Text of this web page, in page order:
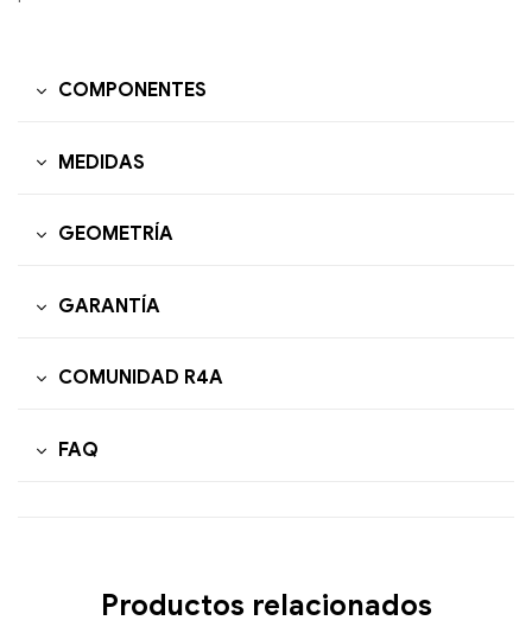
COMPONENTES
MEDIDAS
GEOMETRÍA
GARANTÍA
COMUNIDAD R4A
FAQ
Productos relacionados